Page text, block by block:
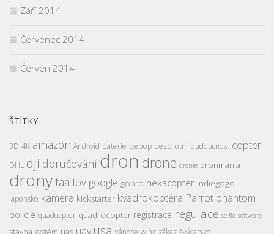
Září 2014
Červenec 2014
Červen 2014
ŠTÍTKY
3D 4K amazon Android baterie bebop bezpilotní budoucnost copter
DHL dji doručování dron drone dronie dronmania
dronyfaa fpv google gopro hexacopter indiegogo
Japonsko kamera kickstarter kvadrokoptéra Parrot phantom
policie quadcopter quadrocopter registrace regulace selfie software
stavba uas uav usa